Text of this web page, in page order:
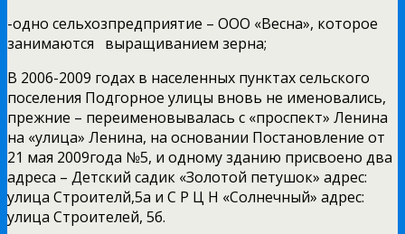
-одно сельхозпредприятие – ООО «Весна», которое
занимаются выращиванием зерна;
В 2006-2009 годах в населенных пунктах сельского
поселения Подгорное улицы вновь не именовались,
прежние – переименовывалась с «проспект» Ленина
на «улица» Ленина, на основании Постановление от
21 мая 2009года №5, и одному зданию присвоено два
адреса – Детский садик «Золотой петушок» адрес:
улица Строителй,5а и С Р Ц Н «Солнечный» адрес:
улица Строителей, 5б.